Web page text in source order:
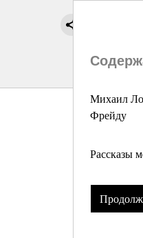
Михаил
Фрейду
Рассказы